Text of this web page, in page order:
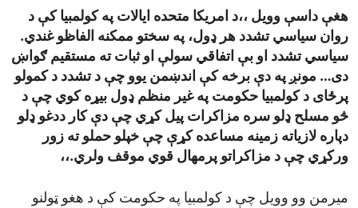
هغې داسې وویل ،،د امریکا متحده ایالات په کولمبیا کې د
روان سیاسي تشدد هر ډول، په سختو ممکنه الفاظو غندي.
سیاسي تشدد او بې اتفاقي سولې او ثبات ته مستقیم ګواښ
دی… مونږ په دې برخه کې اندښمن یوو چې د تشدد د کمولو
پرځای د کولمبیا حکومت په غیر منظم ډول بیړه کوي چې د
څو مسلح ډلو سره مزاکرات پیل کړي چې دې کار ددغو ډلو
دپاره لازیاته زمینه مساعده کړې چې خپلو حملو ته زور
ورکړي چې د مزاکراتو پرمهال قوي موقف ولري.،،
میرمن وو وویل چې د کولمبیا په حکومت کې د هغو ټولنو